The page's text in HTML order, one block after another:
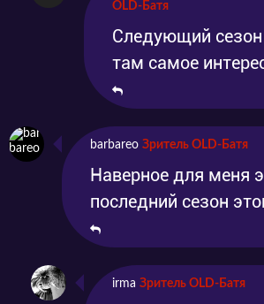
OLD-Батя
Следующий сезон
там самое
barbareo Зритель OLD-Батя
Наверное для меня
последний сезон
irma Зритель OLD-Батя